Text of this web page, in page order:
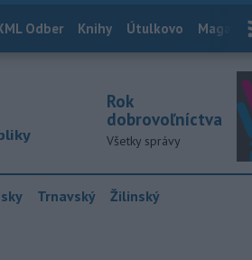
Odber Knihy Útulkovo Magazín
Rok
dobrovoľníctva
Všetky správy
Trnavský Žilinský